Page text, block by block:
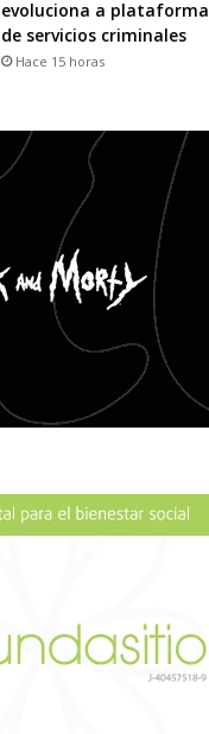
evoluciona a plataforma
de servicios criminales
Hace 15 horas